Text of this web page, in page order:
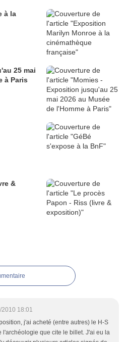
à la
25 mai
à Paris
&
2010 18:01
j'ai acheté (entre autres) le H-S
l'archéologie que cite le billet. J'ai eu la